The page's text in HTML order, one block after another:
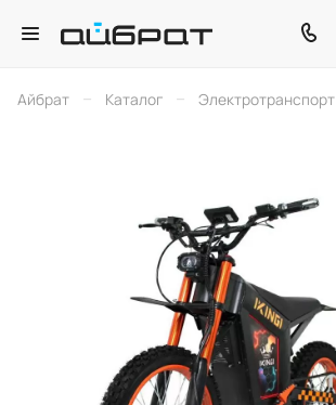
Айбрат – Каталог – Электротранспорт